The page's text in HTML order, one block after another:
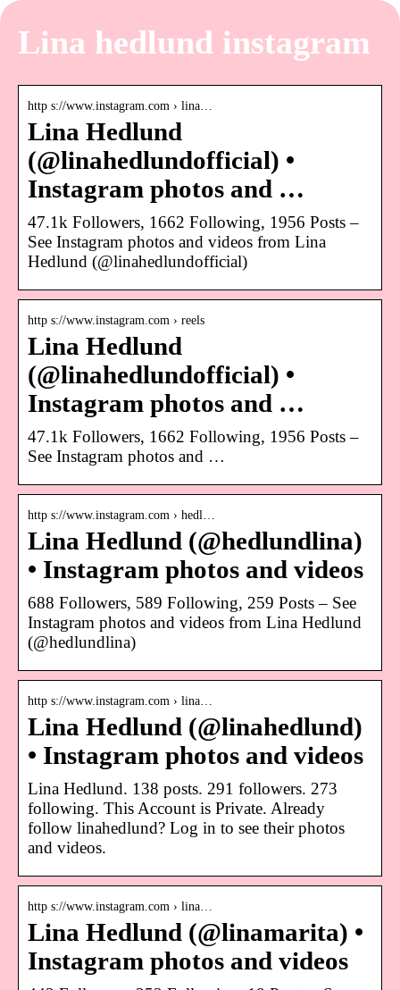
Lina hedlund instagram
http s://www.instagram.com › lina…
Lina Hedlund
(@linahedlundofficial) •
Instagram photos and …
47.1k Followers, 1662 Following, 1956 Posts –
See Instagram photos and videos from Lina
Hedlund (@linahedlundofficial)
http s://www.instagram.com › reels
Lina Hedlund
(@linahedlundofficial) •
Instagram photos and …
47.1k Followers, 1662 Following, 1956 Posts –
See Instagram photos and …
http s://www.instagram.com › hedl…
Lina Hedlund (@hedlundlina)
• Instagram photos and videos
688 Followers, 589 Following, 259 Posts – See
Instagram photos and videos from Lina Hedlund
(@hedlundlina)
http s://www.instagram.com › lina…
Lina Hedlund (@linahedlund)
• Instagram photos and videos
Lina Hedlund. 138 posts. 291 followers. 273
following. This Account is Private. Already
follow linahedlund? Log in to see their photos
and videos.
http s://www.instagram.com › lina…
Lina Hedlund (@linamarita) •
Instagram photos and videos